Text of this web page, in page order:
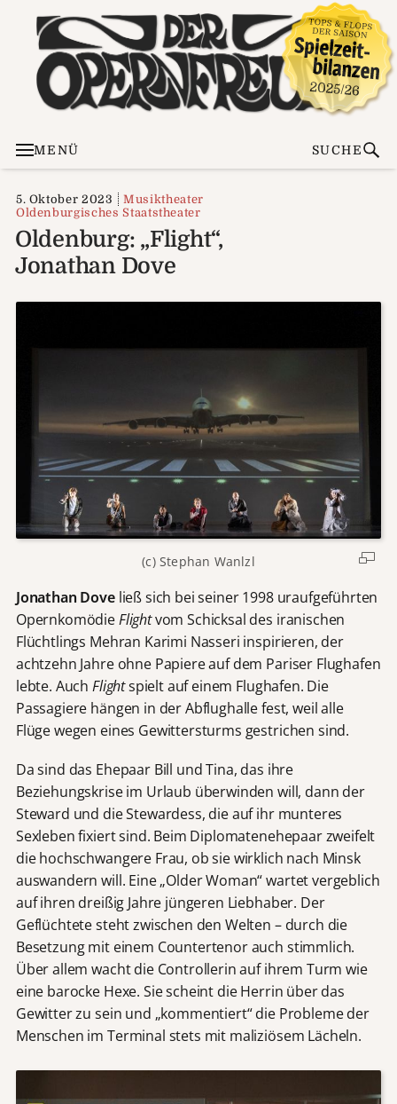
MENÜ SUCHE
5. Oktober 2023
Musiktheater
Oldenburgisches Staatstheater
Oldenburg: „Flight“,
Jonathan Dove
(c) Stephan Wanlzl
Jonathan Doveließ sich bei seiner 1998 uraufgeführten
OpernkomödieFlightvom Schicksal des iranischen
Flüchtlings Mehran Karimi Nasseri inspirieren, der
achtzehn Jahre ohne Papiere auf dem Pariser Flughafen
lebte. Auch Flightspielt auf einem Flughafen. Die
Passagiere hängen in der Abflughalle fest, weil alle
Flüge wegen eines Gewittersturms gestrichen sind.
Da sind das Ehepaar Bill und Tina, das ihre
Beziehungskrise im Urlaub überwinden will, dann der
Steward und die Stewardess, die auf ihr munteres
Sexleben fixiert sind. Beim Diplomatenehepaar zweifelt
die hochschwangere Frau, ob sie wirklich nach Minsk
auswandern will. Eine „Older Woman“ wartet vergeblich
auf ihren dreißig Jahre jüngeren Liebhaber. Der
Geflüchtete steht zwischen den Welten – durch die
Besetzung mit einem Countertenor auch stimmlich.
Über allem wacht die Controllerin auf ihrem Turm wie
eine barocke Hexe. Sie scheint die Herrin über das
Gewitter zu sein und „kommentiert“ die Probleme der
Menschen im Terminal stets mit maliziösem Lächeln.